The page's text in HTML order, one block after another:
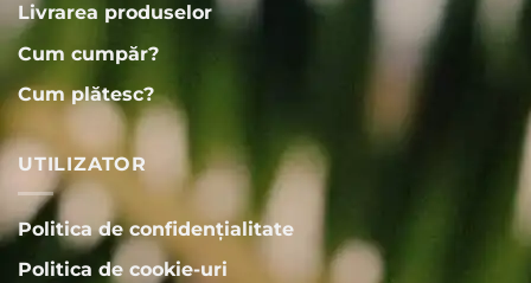
Livrarea produselor
Cum cumpăr?
Cum plătesc?
UTILIZATOR
Politica de confidențialitate
Politica de cookie-uri